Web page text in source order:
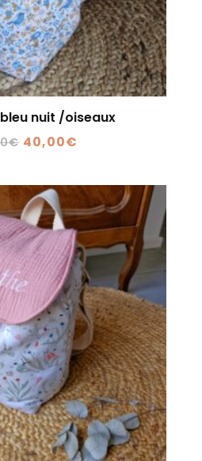
nuit /oiseaux
€ Le
initial
était :
49,90€.
40,00€
actuel
est :
40,00€.